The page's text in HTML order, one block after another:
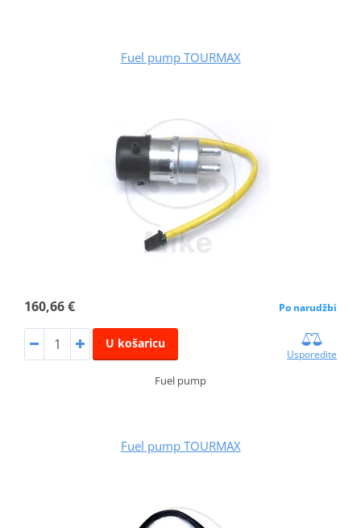
Fuel pump TOURMAX
160,66 € Po narudžbi
U košaricu
Usporedite
Fuel pump
Fuel pump TOURMAX